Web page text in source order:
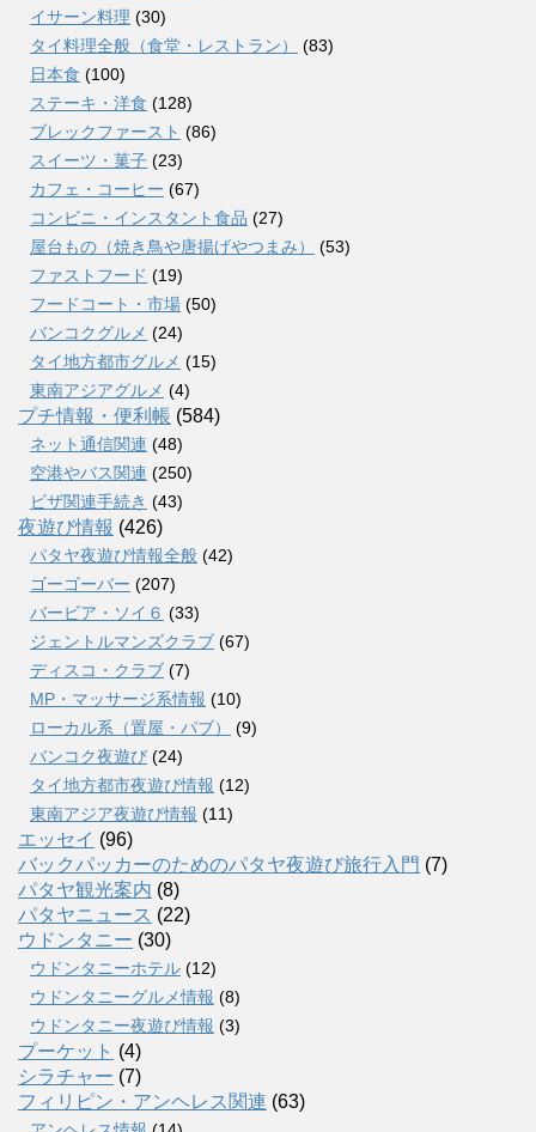
イサーン料理 (30)
タイ料理全般（食堂・レストラン）
(83)
日本食 (100)
ステーキ・洋食 (128)
ブレックファースト (86)
スイーツ・菓子 (23)
カフェ・コーヒー (67)
コンビニ・インスタント食品 (27)
屋台もの（焼き鳥や唐揚げやつまみ）
(53)
ファストフード (19)
フードコート・市場 (50)
バンコクグルメ (24)
タイ地方都市グルメ (15)
東南アジアグルメ (4)
プチ情報・便利帳 (584)
ネット通信関連 (48)
空港やバス関連 (250)
ビザ関連手続き (43)
夜遊び情報 (426)
パタヤ夜遊び情報全般 (42)
ゴーゴーバー (207)
バービア・ソイ６ (33)
ジェントルマンズクラブ (67)
ディスコ・クラブ (7)
MP・マッサージ系情報 (10)
ローカル系（置屋・パブ）
(9)
バンコク夜遊び (24)
タイ地方都市夜遊び情報 (12)
東南アジア夜遊び情報 (11)
エッセイ (96)
バックパッカーのためのパタヤ夜遊び旅行入門 (7)
パタヤ観光案内 (8)
パタヤニュース (22)
ウドンタニー (30)
ウドンタニーホテル (12)
ウドンタニーグルメ情報 (8)
ウドンタニー夜遊び情報 (3)
プーケット (4)
シラチャー (7)
フィリピン・アンヘレス関連 (63)